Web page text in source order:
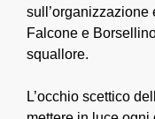
Falcone e
squallore.
L’occhio scettico